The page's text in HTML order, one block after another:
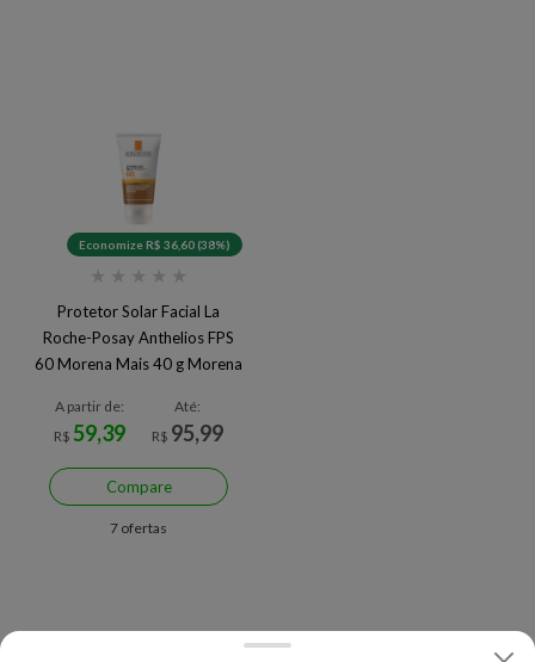
Economize R$ 36,60 (38%)
★ ★ ★ ★ ★
Protetor Solar Facial La
Roche-Posay Anthelios FPS
60 Morena Mais 40 g Morena
A partir de:
R$59,39
Até:
R$ 95,99
Compare
7 ofertas